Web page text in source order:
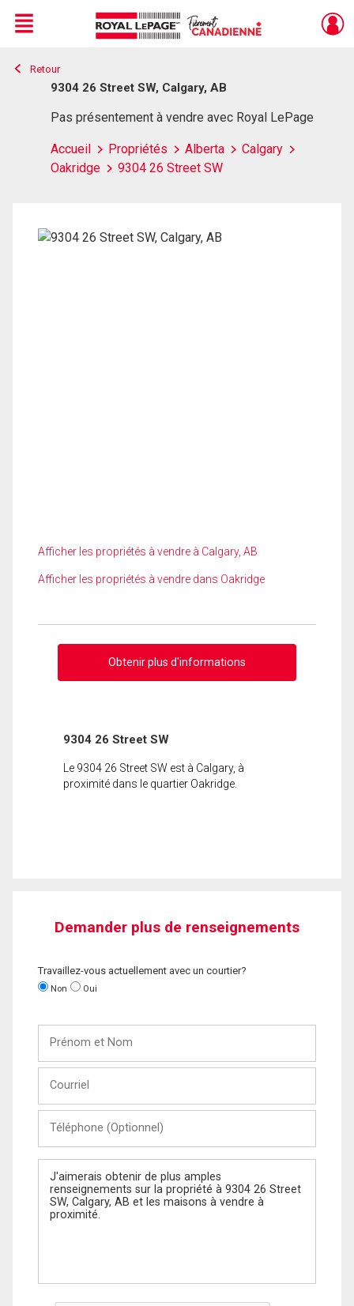
Live
En Direct
Menu
Retour
9304 26 Street SW, Calgary, AB
Pas présentement à vendre avec Royal LePage
Accueil Propriétés Alberta
Calgary
Oakridge
9304 26 Street SW
Afficher les propriétés à vendre à Calgary, AB
Afficher les propriétés à vendre dans Oakridge
Obtenir plus d'informations
9304 26 Street SW
Le 9304 26 Street SW est à Calgary, à
proximité dans le quartier Oakridge.
Demander plus de renseignements
Travaillez-vous actuellement avec un courtier?
Non Oui
Nom
(Optionnel)
Message